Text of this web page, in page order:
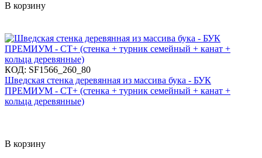
В корзину
КОД: SF1566_260_80
Шведская стенка деревянная из массива бука - БУК
ПРЕМИУМ - СТ+ (стенка + турник семейный + канат +
кольца деревянные)
В корзину